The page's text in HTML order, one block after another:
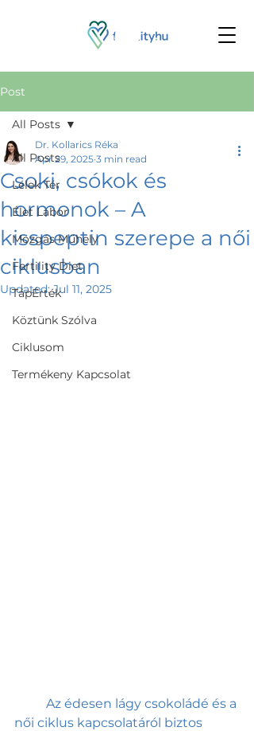
Post
All Posts
Lélek Tér
Élet Labor
Mozgás Műhely
Fertility Diet
TápÉrték
Köztünk Szólva
Ciklusom
Termékeny Kapcsolat
All Posts
Csoki, csókok és
hormonok – A
kisspeptin szerepe a női
ciklusban
Dr. Kollarics Réka
Apr 29, 2025 3 min read
Updated:Jul 11, 2025
női ciklus kapcsolatáról biztos